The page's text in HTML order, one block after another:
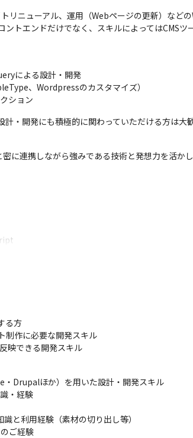
リニューアル、運用（Webページの更新）など
トエンドだけでなく、スキルによってはCMS
による設計・開発
、Wordpressのカスタマイズ）
ション
・開発にも積極的に関わっていただける方は大
に連携しながら強みである技術と発想力を活か
、Adobe XD）
）
る方
制作に必要な開発スキル
映できる開発スキル
・Drupalほか）を用いた設計・開発スキル
・経験
と利用経験（素材の切り出し等）
ご経験